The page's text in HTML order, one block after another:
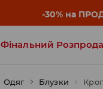
-30% на
Фінальний
Influencers' Faves
Одяг Блузки